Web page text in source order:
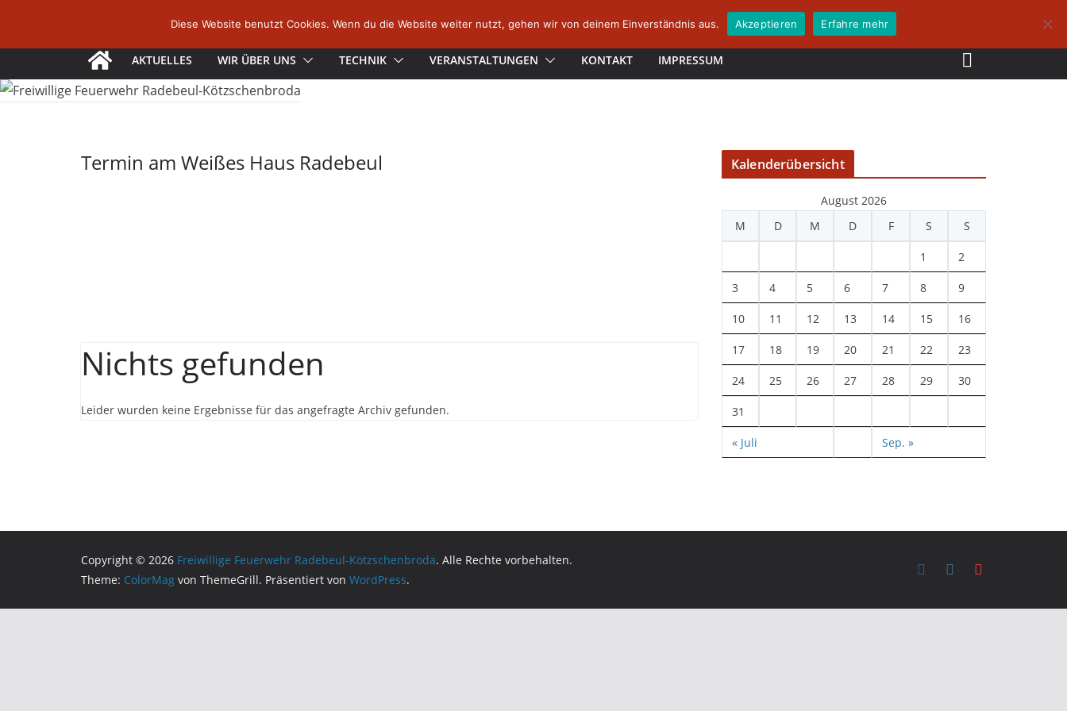
AKTUELLES WIR ÜBER UNS TECHNIK VERANSTALTUNGEN KONTAKT IMPRESSUM
Termin am Weißes Haus Radebeul
Nichts gefunden
Leider wurden keine Ergebnisse für das angefragte Archiv gefunden.
Kalenderübersicht
August 2026
M
D M D F S S
1 2
3 4 5 6 7 8 9
10 11 12 13 14 15 16
17 18 19 20 21 22 23
24 25 26 27 28 29 30
31
« Juli Sep. »
Copyright © 2026 Freiwillige Feuerwehr Radebeul-Kötzschenbroda. Alle Rechte vorbehalten.
Theme: ColorMag von ThemeGrill. Präsentiert von WordPress.
Diese Website benutzt Cookies. Wenn du die Website weiter nutzt, gehen wir von deinem Einverständnis aus. Akzeptieren Erfahre mehr